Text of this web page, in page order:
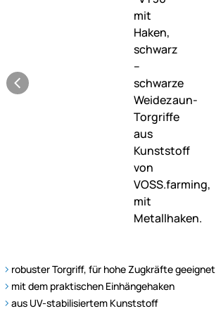
robuster Torgriff, für hohe Zugkräfte geeignet
mit dem praktischen Einhängehaken
aus UV-stabilisiertem Kunststoff